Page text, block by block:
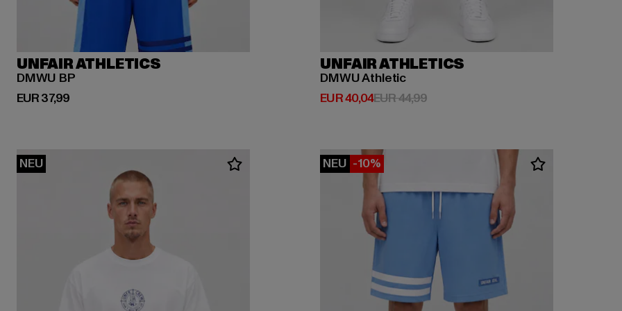
UNFAIR ATHLETICS
DMWU BP
EUR 37,99
Derzeitiger Preis: EUR 37,99
UNFAIR ATHLETICS
DMWU Athletic
EUR 40,04
Derzeitiger Preis: EUR 40,04
EUR 44,99Aktionspreis: EUR 44,99
NEU NEU -10%